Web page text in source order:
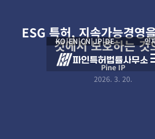
KO|EN|CN|JP|DE 인
ESG 특허, 지속가능경영
것에서 보호하는 것
Pine IP
2026. 3. 20.